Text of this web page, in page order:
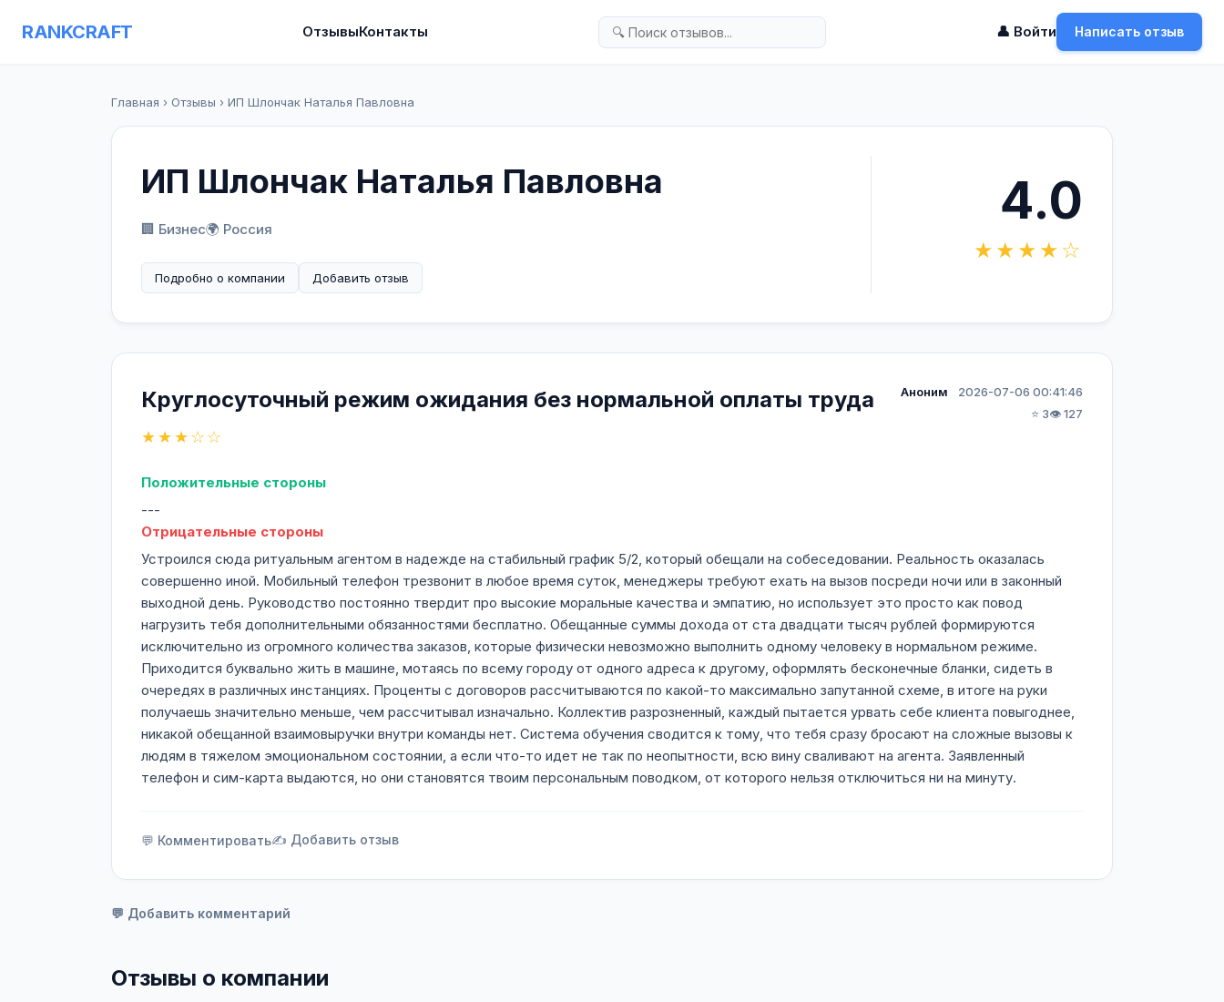
RANKCRAFT ОтзывыКонтакты 👤 Войти Написать отзыв
Главная › Отзывы › ИП Шлончак Наталья Павловна
ИП Шлончак Наталья Павловна
🏢 Бизнес🌍 Россия
Подробно о компании Добавить отзыв
4.0
★★★★☆
Круглосуточный режим ожидания без нормальной оплаты труда
★★★☆☆
Аноним
2026-07-06 00:41:46
⭐ 3👁️ 127
Положительные стороны
---
Отрицательные стороны
Устроился сюда ритуальным агентом в надежде на стабильный график 5/2, который обещали на собеседовании. Реальность оказалась
совершенно иной. Мобильный телефон трезвонит в любое время суток, менеджеры требуют ехать на вызов посреди ночи или в законный
выходной день. Руководство постоянно твердит про высокие моральные качества и эмпатию, но использует это просто как повод
нагрузить тебя дополнительными обязанностями бесплатно. Обещанные суммы дохода от ста двадцати тысяч рублей формируются
исключительно из огромного количества заказов, которые физически невозможно выполнить одному человеку в нормальном режиме.
Приходится буквально жить в машине, мотаясь по всему городу от одного адреса к другому, оформлять бесконечные бланки, сидеть в
очередях в различных инстанциях. Проценты с договоров рассчитываются по какой-то максимально запутанной схеме, в итоге на руки
получаешь значительно меньше, чем рассчитывал изначально. Коллектив разрозненный, каждый пытается урвать себе клиента повыгоднее,
никакой обещанной взаимовыручки внутри команды нет. Система обучения сводится к тому, что тебя сразу бросают на сложные вызовы к
людям в тяжелом эмоциональном состоянии, а если что-то идет не так по неопытности, всю вину сваливают на агента. Заявленный
телефон и сим-карта выдаются, но они становятся твоим персональным поводком, от которого нельзя отключиться ни на минуту.
💬 Комментировать✍️ Добавить отзыв
💬 Добавить комментарий
Отзывы о компании